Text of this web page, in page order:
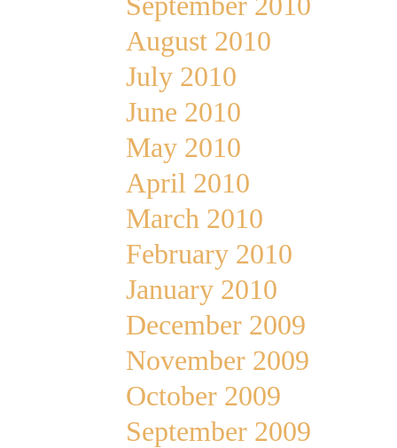
August 2010
July 2010
June 2010
May 2010
April 2010
March 2010
February 2010
January 2010
December 2009
November 2009
October 2009
September 2009